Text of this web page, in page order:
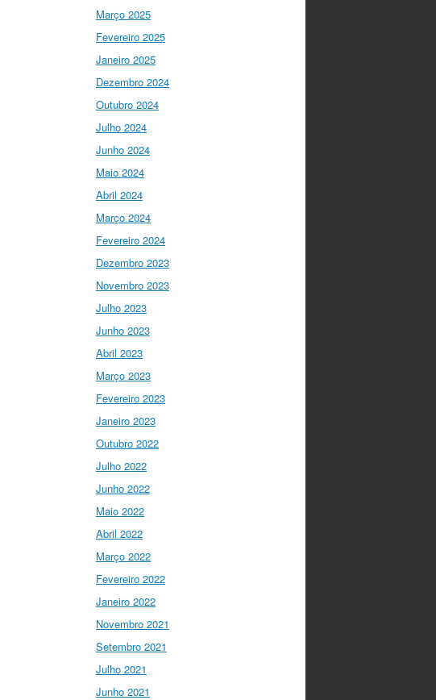
em três valores:
twitter.com/i/web/status/1…
Ciência Viva
Ministério da Ciência foi o
momento fundamental
para a mudança do
par…
I Gulbenkian Ciência
Fantastic
closing up of
week with a talk about
"Communicating at the
Speed of Science" with
the…
Ciência Viva
"Hoje fazemos parte de
equipas europeias
multidisciplinares que têm
resolução de problemas
mun…
twitter.com/i/web/status/1…
“O impacto dos jovens
investigadores, como eu,
na sociedade é hoje
muito visível nas
empresas. Já não
twitter.com/i/web/status/1…
Ciência Viva
Março 2025
Fevereiro 2025
Janeiro 2025
Dezembro 2024
Outubro 2024
Julho 2024
Junho 2024
Maio 2024
Abril 2024
Março 2024
Fevereiro 2024
Dezembro 2023
Novembro 2023
Julho 2023
Junho 2023
Abril 2023
Março 2023
Fevereiro 2023
Janeiro 2023
Outubro 2022
Julho 2022
Junho 2022
Maio 2022
Abril 2022
Março 2022
Fevereiro 2022
Janeiro 2022
Novembro 2021
Setembro 2021
Julho 2021
Junho 2021